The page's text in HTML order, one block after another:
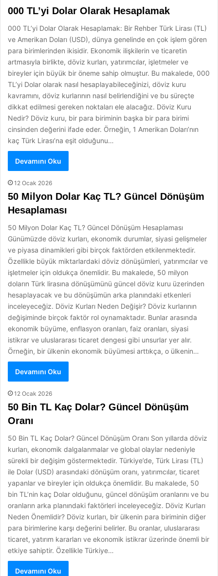
000 TL’yi Dolar Olarak Hesaplamak
000 TL’yi Dolar Olarak Hesaplamak: Bir Rehber Türk Lirası (TL)
ve Amerikan Doları (USD), dünya genelinde en çok işlem gören
para birimlerinden ikisidir. Ekonomik ilişkilerin ve ticaretin
artmasıyla birlikte, döviz kurları, yatırımcılar, işletmeler ve
bireyler için büyük bir öneme sahip olmuştur. Bu makalede, 000
TL’yi Dolar olarak nasıl hesaplayabileceğinizi, döviz kuru
kavramını, döviz kurlarının nasıl belirlendiğini ve bu süreçte
dikkat edilmesi gereken noktaları ele alacağız. Döviz Kuru
Nedir? Döviz kuru, bir para biriminin başka bir para birimi
cinsinden değerini ifade eder. Örneğin, 1 Amerikan Doları’nın
kaç Türk Lirası’na eşit olduğunu…
Devamını Oku
12 Ocak 2026
50 Milyon Dolar Kaç TL? Güncel Dönüşüm
Hesaplaması
50 Milyon Dolar Kaç TL? Güncel Dönüşüm Hesaplaması
Günümüzde döviz kurları, ekonomik durumlar, siyasi gelişmeler
ve piyasa dinamikleri gibi birçok faktörden etkilenmektedir.
Özellikle büyük miktarlardaki döviz dönüşümleri, yatırımcılar ve
işletmeler için oldukça önemlidir. Bu makalede, 50 milyon
doların Türk lirasına dönüşümünü güncel döviz kuru üzerinden
hesaplayacak ve bu dönüşümün arka planındaki etkenleri
inceleyeceğiz. Döviz Kurları Neden Değişir? Döviz kurlarının
değişiminde birçok faktör rol oynamaktadır. Bunlar arasında
ekonomik büyüme, enflasyon oranları, faiz oranları, siyasi
istikrar ve uluslararası ticaret dengesi gibi unsurlar yer alır.
Örneğin, bir ülkenin ekonomik büyümesi arttıkça, o ülkenin…
Devamını Oku
12 Ocak 2026
50 Bin TL Kaç Dolar? Güncel Dönüşüm
Oranı
50 Bin TL Kaç Dolar? Güncel Dönüşüm Oranı Son yıllarda döviz
kurları, ekonomik dalgalanmalar ve global olaylar nedeniyle
sürekli bir değişim göstermektedir. Türkiye’de, Türk Lirası (TL)
ile Dolar (USD) arasındaki dönüşüm oranı, yatırımcılar, ticaret
yapanlar ve bireyler için oldukça önemlidir. Bu makalede, 50
bin TL’nin kaç Dolar olduğunu, güncel dönüşüm oranlarını ve bu
oranların arka planındaki faktörleri inceleyeceğiz. Döviz Kurları
Neden Önemlidir? Döviz kurları, bir ülkenin para biriminin diğer
para birimlerine karşı değerini belirler. Bu oranlar, uluslararası
ticaret, yatırım kararları ve ekonomik istikrar üzerinde önemli bir
etkiye sahiptir. Özellikle Türkiye…
Devamını Oku